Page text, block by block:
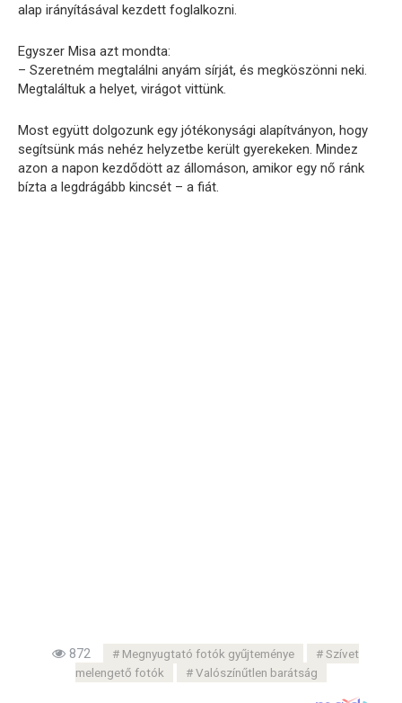
alap irányításával kezdett foglalkozni.
Egyszer Misa azt mondta:
– Szeretném megtalálni anyám sírját, és megköszönni neki.
Megtaláltuk a helyet, virágot vittünk.
Most együtt dolgozunk egy jótékonysági alapítványon, hogy
segítsünk más nehéz helyzetbe került gyerekeken. Mindez
azon a napon kezdődött az állomáson, amikor egy nő ránk
bízta a legdrágább kincsét – a fiát.
872 Megnyugtató fotók gyűjteménye
Szívet
melengető fotók
Valószínűtlen barátság